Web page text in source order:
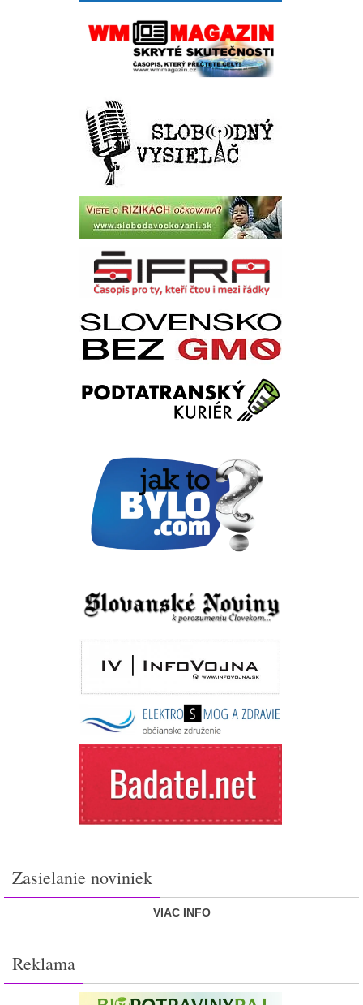
Zasielanie noviniek
VIAC INFO
Reklama